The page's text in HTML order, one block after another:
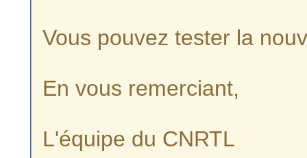
Vous pouvez tester la
En vous remerciant,
L'équipe du CNRTL